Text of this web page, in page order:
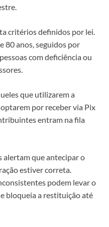
critérios definidos por lei.
80 anos, seguidos por
com deficiência ou
que utilizarem a
por receber via Pix
entram na fila
alertam que antecipar o
estiver correta.
podem levar o
bloqueia a restituição até